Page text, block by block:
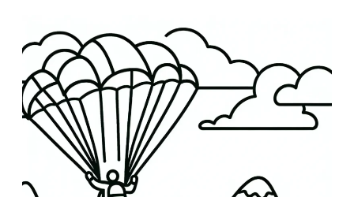
l
c
a
t